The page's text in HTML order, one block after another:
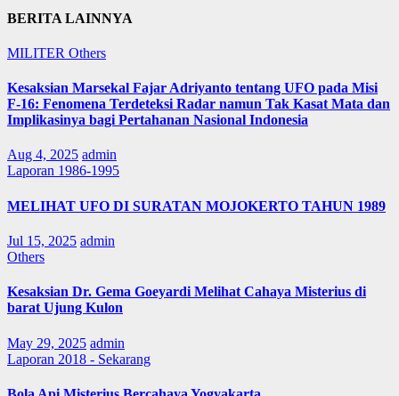
BERITA LAINNYA
MILITER Others
Kesaksian Marsekal Fajar Adriyanto tentang UFO pada Misi
F-16: Fenomena Terdeteksi Radar namun Tak Kasat Mata dan
Implikasinya bagi Pertahanan Nasional Indonesia
Aug 4, 2025 admin
Laporan 1986-1995
MELIHAT UFO DI SURATAN MOJOKERTO TAHUN 1989
Jul 15, 2025 admin
Others
Kesaksian Dr. Gema Goeyardi Melihat Cahaya Misterius di
barat Ujung Kulon
May 29, 2025 admin
Laporan 2018 - Sekarang